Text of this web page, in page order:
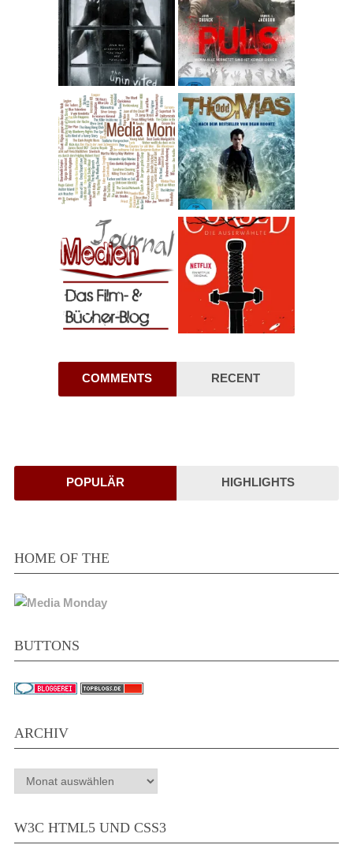
COMMENTS RECENT
POPULÄR HIGHLIGHTS
HOME OF THE
BUTTONS
ARCHIV
Archiv
W3C HTML5 UND CSS3